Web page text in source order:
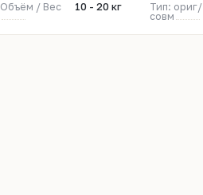
Объём / Вес 10 - 20 кг
Тип: ориг/
совм